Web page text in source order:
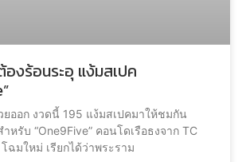
งร้อนระอุ แง้มสเปค
ออก งวดนี้ 195 แง้มสเปคมาให้ชมกัน
หรับ “One9Five” คอนโดเรือธงจาก TC
ฉมใหม่ เรียกได้ว่าพระราม